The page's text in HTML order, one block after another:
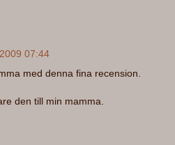
07:44
med denna fina recension.
den till min mamma.